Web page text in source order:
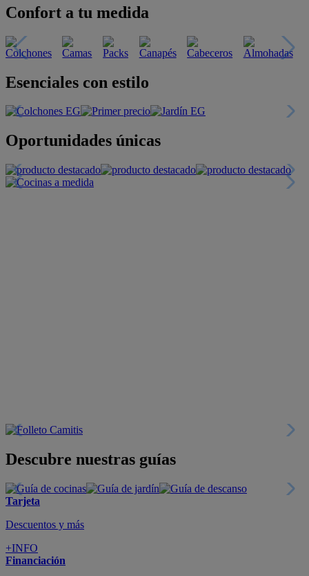
Confort a tu medida
Esenciales con estilo
Oportunidades únicas
Descubre nuestras guías
Tarjeta
Descuentos y más
+INFO
Financiación